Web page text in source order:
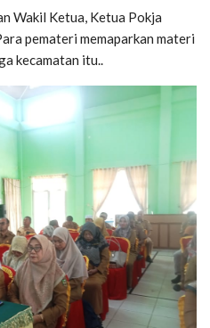
Wakil Ketua, Ketua Pokja
pemateri memaparkan materi
kecamatan itu..